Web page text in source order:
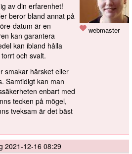
webmaster
av din erfarenhet!
beror bland annat på
datum är en
kan garantera
kan ibland hålla
och svalt.
smakar härsket eller
Samtidigt kan man
enbart med
tecken på mögel,
tveksam är det bäst
2021-12-16 08:29